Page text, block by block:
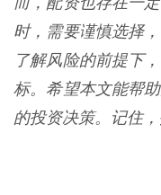
时，需要谨慎选择
了解风险的前提下
标。希望本文能帮
的投资决策。记住